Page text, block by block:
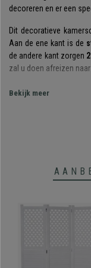
decoreren en er een
Dit decoratieve
Aan de ene kant is de
de andere kant zorgen
zal u doen afreizen
Hij isgemaakt van
uit te vouwen om een
Kwaliteit en
Zoals altijd, vindt u
Bekijk meer